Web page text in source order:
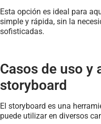
Esta opción es ideal para
simple y rápida, sin la
sofisticadas.
Casos de uso y
storyboard
El storyboard es una
puede utilizar en diversos